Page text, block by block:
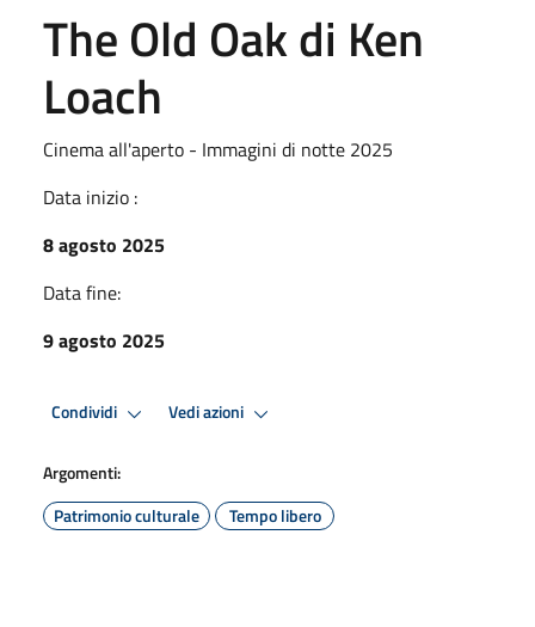
The Old Oak di Ken
Loach
Cinema all'aperto - Immagini di notte 2025
Data inizio :
8 agosto 2025
Data fine:
9 agosto 2025
Condividi Vedi azioni
Argomenti:
Patrimonio culturale
Tempo libero